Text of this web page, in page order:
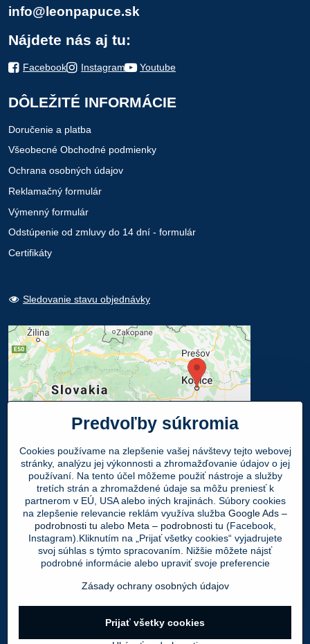
info@leonpapuce.sk
Nájdete nás aj tu:
Facebook Instagram Youtube
DÔLEŽITÉ INFORMÁCIE
Doručenie a platba
Všeobecné Obchodné podmienky
Ochrana osobných údajov
Reklamačný formulár
Výmenný formulár
Odstúpenie od zmluvy do 14 dní - formulár
Certifikáty
Sledovanie stavu objednávky
Osobný odber
Navštívte našu predajňu - SHOWROOM
Obuv LEON, Mlynská 21, 040 01 Košice
Váš Objednaný tovar si môžete ZADARMO
vyzdvihnúť v PO - PIA 9:00 - 17:00 hod.
©2026Copyright
Predvoľby súkromiaZásady ochrany osobných údajov
Predvoľby súkromia
Cookies používame na zlepšenie vašej návštevy tejto webovej
stránky, analýzu jej výkonnosti a zhromažďovanie údajov o jej
používaní. Na tento účel môžeme použiť nástroje a služby
tretích strán a zhromaždené údaje sa môžu preniesť k
partnerom v EÚ, USA alebo iných krajinách. Súbory cookies
na zlepšenie relevancie reklám využíva služba Google Ads –
podrobnosti tu alebo Meta – podrobnosti tu (Facebook,
Instagram).Kliknutím na „Prijať všetky cookies“ vyjadrujete
svoj súhlas s týmto spracovaním. Nižšie môžete nájsť
podrobné informácie alebo upraviť svoje preferencie
Zásady ochrany osobných údajov
Prijať všetky cookies